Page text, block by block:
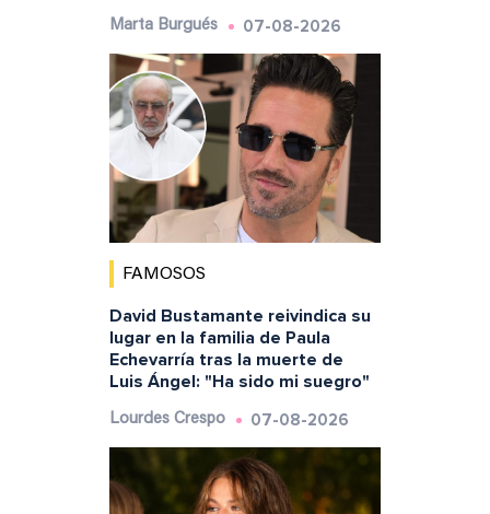
Marta Burgués 07-08-2026
FAMOSOS
David Bustamante reivindica su
lugar en la familia de Paula
Echevarría tras la muerte de
Luis Ángel: "Ha sido mi suegro"
Lourdes Crespo 07-08-2026